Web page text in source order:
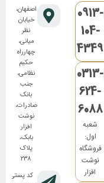
0913-
104-
4349
0313-
624-
6088
شعبه
اول:
فروشگاه
نوشت
افزار
اصفهان،
خیابان
نظر
میانی،
چهارراه
حکیم
نظامی،
جنب
بانک
صادرات،
نوشت
افزار
بابک،
پلاک
۲۳۸
کد پستی: